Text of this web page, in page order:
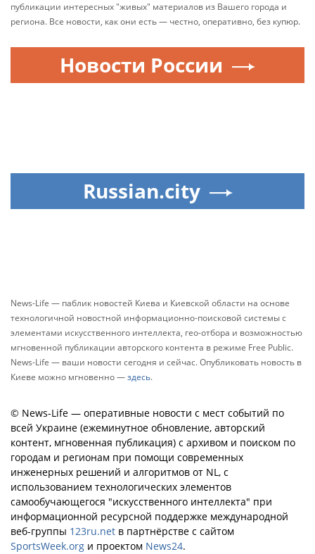
публикации интересных "живых" материалов из Вашего города и
региона. Все новости, как они есть — честно, оперативно, без купюр.
Новости России
Russian.city
News-Life — паблик новостей Киева и Киевской области на основе
технологичной новостной информационно-поисковой системы с
элементами искусственного интеллекта, гео-отбора и возможностью
мгновенной публикации авторского контента в режиме Free Public.
News-Life — ваши новости сегодня и сейчас. Опубликовать новость в
Киеве можно мгновенно —здесь.
© News-Life — оперативные новости с мест событий по
всей Украине (ежеминутное обновление, авторский
контент, мгновенная публикация) с архивом и поиском по
городам и регионам при помощи современных
инженерных решений и алгоритмов от NL, с
использованием технологических элементов
самообучающегося "искусственного интеллекта" при
информационной ресурсной поддержке международной
веб-группы 123ru.net в партнёрстве с сайтом
SportsWeek.org и проектом News24.